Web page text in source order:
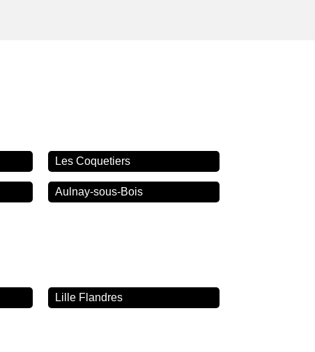
Les Coquetiers
Aulnay-sous-Bois
Lille Flandres